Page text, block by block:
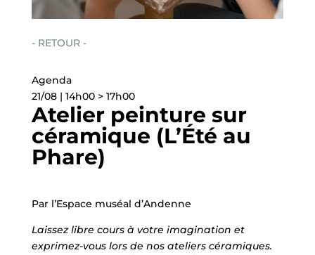
- RETOUR -
Agenda
21/08 | 14h00 > 17h00
Atelier peinture sur
céramique (L’Été au
Phare)
Par l’Espace muséal d’Andenne
Laissez libre cours à votre imagination et
exprimez-vous lors de nos ateliers céramiques.